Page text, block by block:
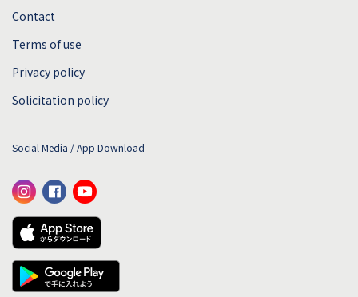
Contact
Terms of use
Privacy policy
Solicitation policy
Social Media / App Download